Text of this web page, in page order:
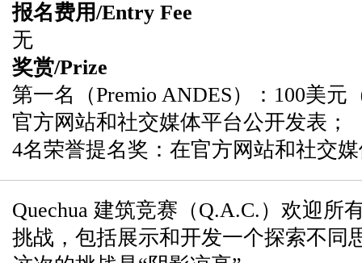
报名费用/Entry Fee
无
奖赏/Prize
第一名（Premio ANDES）：100美元
官方网站和社交媒体平台公开发表；
4名荣誉提名奖：在官方网站和社交
Quechua 建筑竞赛（Q.A.C.）欢迎所
挑战，包括展示和开发一个探索不同